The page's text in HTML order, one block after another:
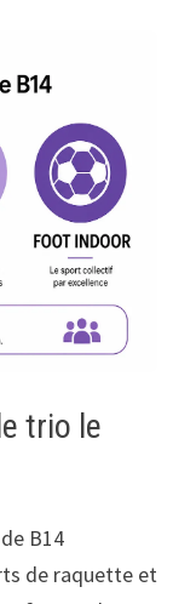
trio le
B14
de raquette et